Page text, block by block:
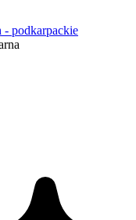
- podkarpackie